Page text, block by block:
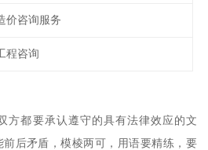
价咨询服务
程咨询
方都要承认遵守的具有法律效应的文
后矛盾，模棱两可，用语要精练，要